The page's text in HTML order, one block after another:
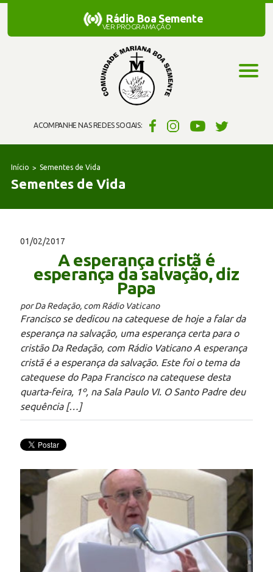
ACOMPANHE NAS REDES SOCIAIS:
Rádio Boa Semente
Rádio Boa Semente
VER PROGRAMAÇÃO
Início Sementes de Vida
Sementes de Vida
01/02/2017
A esperança cristã é
esperança da salvação, diz
Papa
por Da Redação, com Rádio Vaticano
Francisco se dedicou na catequese de hoje a falar da
esperança na salvação, uma esperança certa para o
cristão Da Redação, com Rádio Vaticano A esperança
cristã é a esperança da salvação. Este foi o tema da
catequese do Papa Francisco na catequese desta
quarta-feira, 1º, na Sala Paulo VI. O Santo Padre deu
sequência […]